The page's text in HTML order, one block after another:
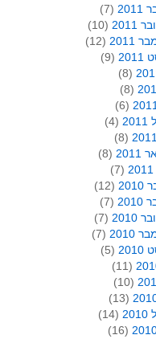
(7)
(10)
(12)
(9)
(8)
(8)
(6)
(4)
(8)
(8)
(7)
(12)
(7)
(7)
(7)
(5)
(11)
(10)
(13)
(14)
(16)